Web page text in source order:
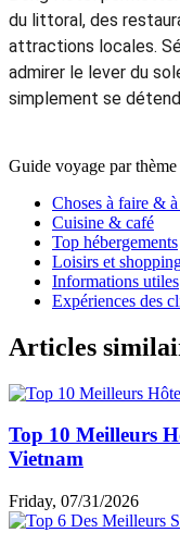
du littoral, des
attractions locales.
admirer le lever du
simplement se
Guide voyage par thème
Choses à faire &
Cuisine & café
Top hébergements
Loisirs et
Informations utiles
Expériences des
Articles
Top 10 Meilleurs
Vietnam
Friday, 07/31/2026